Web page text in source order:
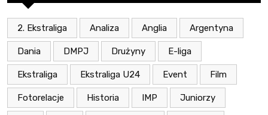
2. Ekstraliga Analiza Anglia Argentyna
Dania DMPJ Drużyny E-liga
Ekstraliga Ekstraliga U24 Event Film
Fotorelacje Historia IMP Juniorzy